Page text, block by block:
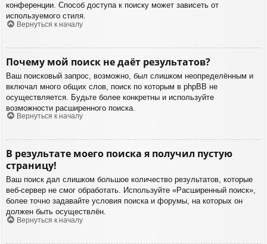
конференции. Способ доступа к поиску может зависеть от
используемого стиля.
Вернуться к началу
Почему мой поиск не даёт результатов?
Ваш поисковый запрос, возможно, был слишком неопределённым и
включал много общих слов, поиск по которым в phpBB не
осуществляется. Будьте более конкретны и используйте
возможности расширенного поиска.
Вернуться к началу
В результате моего поиска я получил пустую
страницу!
Ваш поиск дал слишком большое количество результатов, которые
веб-сервер не смог обработать. Используйте «Расширенный поиск»,
более точно задавайте условия поиска и форумы, на которых он
должен быть осуществлён.
Вернуться к началу